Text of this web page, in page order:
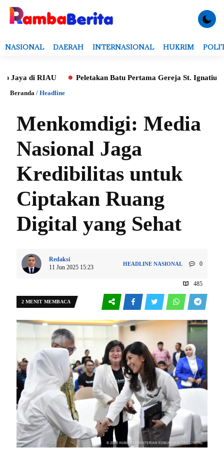
NASIONAL DAERAH INTERNASIONAL HUKRIM
RIAU Peletakan Batu Pertama Gereja St. Ignatius, Tri
Beranda / Headline
Menkomdigi: Media
Nasional Jaga
Kredibilitas untuk
Ciptakan Ruang
Digital yang Sehat
Redaksi
11 Jun 2025 15:23
HEADLINE NASIONAL 0
485
2 MENIT MEMBACA